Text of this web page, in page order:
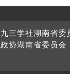
九三学社湖南省委
政协湖南省委员会